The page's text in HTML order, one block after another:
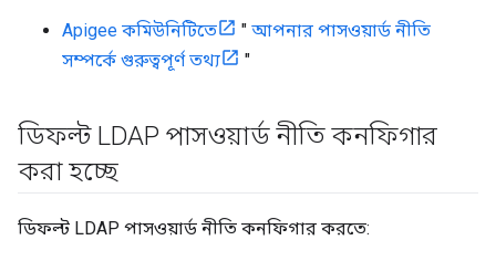
Apigee কমিউনিটিতে " আপনার পাসওয়ার্ড নীতি
সম্পর্কে গুরুত্বপূর্ণ তথ্য
"
ডিফল্ট LDAP পাসওয়ার্ড নীতি কনফিগার
করা হচ্ছে
ডিফল্ট LDAP পাসওয়ার্ড নীতি কনফিগার করতে: